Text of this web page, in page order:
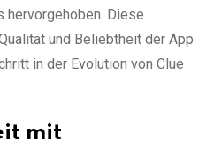
hervorgehoben. Diese
und Beliebtheit der App
in der Evolution von Clue
mit